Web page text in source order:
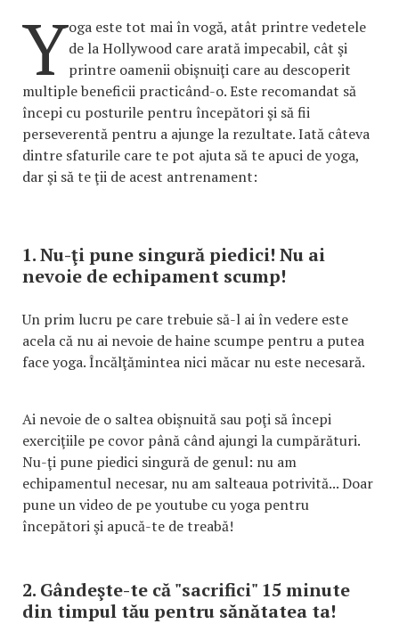
Yoga este tot mai în vogă, atât printre vedetele
de la Hollywood care arată impecabil, cât şi
printre oamenii obişnuiţi care au descoperit
multiple beneficii practicând-o. Este recomandat să
începi cu posturile pentru începători şi să fii
perseverentă pentru a ajunge la rezultate. Iată câteva
dintre sfaturile care te pot ajuta să te apuci de yoga,
dar şi să te ţii de acest antrenament:
1. Nu-ţi pune singură piedici! Nu ai
nevoie de echipament scump!
Un prim lucru pe care trebuie să-l ai în vedere este
acela că nu ai nevoie de haine scumpe pentru a putea
face yoga. Încălţămintea nici măcar nu este necesară.
Ai nevoie de o saltea obişnuită sau poţi să începi
exerciţiile pe covor până când ajungi la cumpărături.
Nu-ţi pune piedici singură de genul: nu am
echipamentul necesar, nu am salteaua potrivită... Doar
pune un video de pe youtube cu yoga pentru
începători şi apucă-te de treabă!
2. Gândeşte-te că "sacrifici" 15 minute
din timpul tău pentru sănătatea ta!